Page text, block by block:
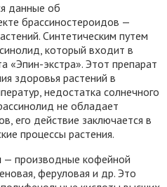
данные об
брассиностероидов —
Синтетическим путем
который входит в
«Эпин-экстра». Этот препарат
здоровья растений в
недостатка солнечного
не обладает
его действие заключается в
процессы растения.
— производные кофейной
феруловая и др. Это